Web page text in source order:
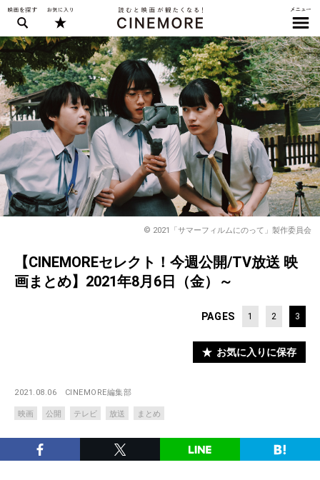
© 2021「サマーフィルムにのって」製作委員会
【CINEMOREセレクト！今週公開/TV放送 映
画まとめ】2021年8月6日（金）～
PAGES 1 2 3
お気に入りに保存
2021.08.06 CINEMORE編集部
映画 公開 テレビ 放送 まとめ